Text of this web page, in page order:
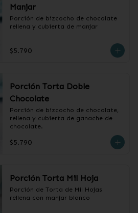
Manjar
Porción de bizcocho de chocolate
rellena y cubierta de manjar
$5.790
Porción Torta Doble
Chocolate
Porción de bizcocho de chocolate,
rellena y cubierta de ganache de
chocolate.
$5.790
Porción Torta Mil Hoja
Porción de Torta de Mil Hojas
rellena con manjar blanco